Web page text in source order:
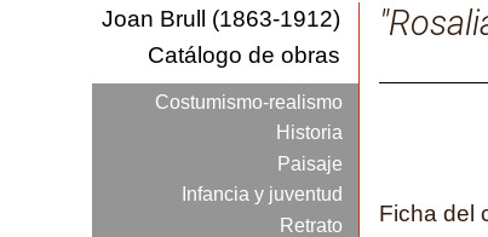
Secciones
principales
Sobre Joan Brull
Joan Brull (1863-1912)
Catálogo de obras
CategoriasCostumismo-realismo
Historia
Paisaje
Infancia y juventud
Retrato
Ficha del